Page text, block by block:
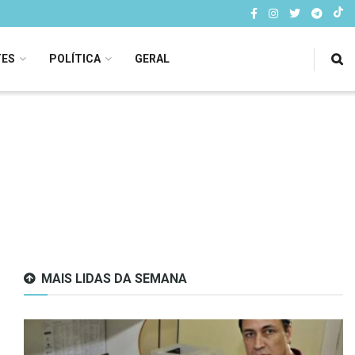
POLÍTICA GERAL
MAIS LIDAS DA SEMANA